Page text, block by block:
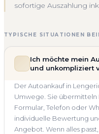
sofortige Auszahlung
TYPISCHE SITUATIONEN
Ich möchte mein
und unkompliziert
Der Autoankauf in
Umwege. Sie
Formular, Telefon oder
individuelle Bewertung
Angebot. Wenn alles